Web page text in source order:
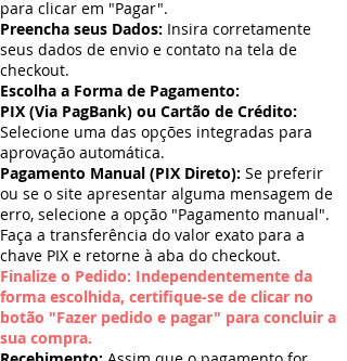
para clicar em "Pagar".
Preencha seus Dados: Insira corretamente
seus dados de envio e contato na tela de
checkout.
Escolha a Forma de Pagamento:
PIX (Via PagBank) ou Cartão de Crédito:
Selecione uma das opções integradas para
aprovação automática.
Pagamento Manual (PIX Direto): Se preferir
ou se o site apresentar alguma mensagem de
erro, selecione a opção "Pagamento manual".
Faça a transferência do valor exato para a
chave PIX e retorne à aba do checkout.
Finalize o Pedido: Independentemente da
forma escolhida, certifique-se de clicar no
botão "Fazer pedido e pagar" para concluir a
sua compra.